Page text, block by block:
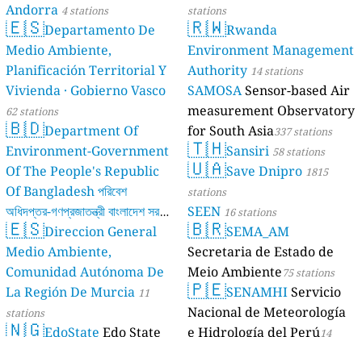
Andorra 4 stations
🇪🇸Departamento De
Medio Ambiente,
Planificación Territorial Y
Vivienda · Gobierno Vasco
62 stations
🇧🇩Department Of
Environment-Government
Of The People's Republic
Of Bangladesh পরিবেশ
অধিদপ্তর-গণপ্রজাতন্ত্রী বাংলাদেশ সরকার
17 stations
🇪🇸Direccion General
Medio Ambiente,
Comunidad Autónoma De
La Región De Murcia 11
stations
🇳🇬EdoState Edo State
stations
🇷🇼Rwanda
Environment Management
Authority 14 stations
SAMOSASensor-based Air
measurement Observatory
for South Asia337 stations
🇹🇭Sansiri 58 stations
🇺🇦Save Dnipro 1815
stations
SEEN 16 stations
🇧🇷SEMA_AM
Secretaria de Estado de
Meio Ambiente75 stations
🇵🇪SENAMHIServicio
Nacional de Meteorología
e Hidrología del Perú14